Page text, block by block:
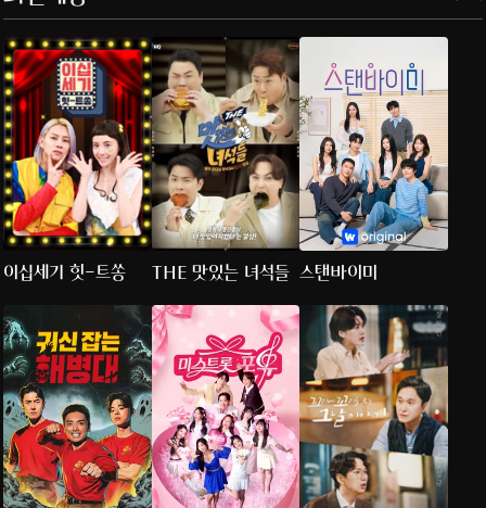
이십세기 힛-트쏭 THE 맛있는 녀석들 스탠바이미